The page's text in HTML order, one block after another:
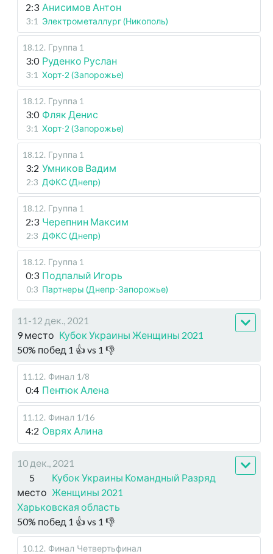
2:3 Анисимов Антон
3:1 Электрометаллург (Никополь)
18.12. Группа 1
3:0 Руденко Руслан
3:1 Хорт-2 (Запорожье)
18.12. Группа 1
3:0 Фляк Денис
3:1 Хорт-2 (Запорожье)
18.12. Группа 1
3:2 Умников Вадим
2:3 ДФКС (Днепр)
18.12. Группа 1
2:3 Черепнин Максим
2:3 ДФКС (Днепр)
18.12. Группа 1
0:3 Подпалый Игорь
0:3 Партнеры (Днепр-Запорожье)
11-12 дек., 2021
9 место Кубок Украины Женщины 2021
50% побед 1 👍 vs 1 👎
11.12. Финал 1/8
0:4 Пентюк Алена
11.12. Финал 1/16
4:2 Оврях Алина
10 дек., 2021
5
место
Кубок Украины Командный Разряд
Женщины 2021
Харьковская область
50% побед 1 👍 vs 1 👎
10.12. Финал Четвертьфинал